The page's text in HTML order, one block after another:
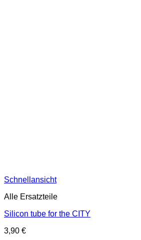
Schnellansicht
Alle Ersatzteile
Silicon tube for the CITY
3,90 €